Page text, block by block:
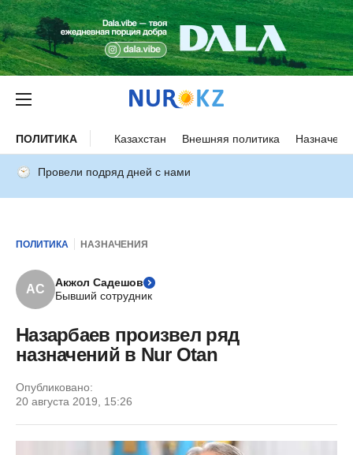
ПОЛИТИКА Казахстан Внешняя политика
Провели подряд дней с нами
ПОЛИТИКА НАЗНАЧЕНИЯ
АС
Акжол Садешов
Бывший сотрудник
Назарбаев произвел ряд
назначений в Nur Otan
Опубликовано:
20 августа 2019, 15:26